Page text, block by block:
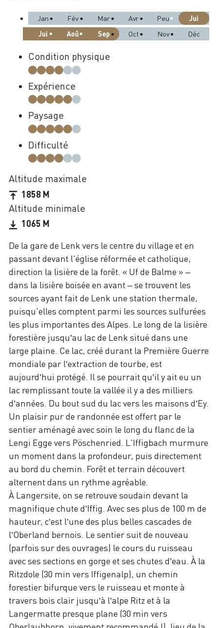
De la gare de Lenk vers le centre du village et en
passant devant l'église réformée et catholique,
direction la lisière de la forêt. « Uf de Balme » –
dans la lisière boisée en avant – se trouvent les
sources ayant fait de Lenk une station thermale,
puisqu'elles comptent parmi les sources sulfurées
les plus importantes des Alpes. Le long de la lisière
forestière jusqu’au lac de Lenk situé dans une
large plaine. Ce lac, créé durant la Première Guerre
mondiale par l’extraction de tourbe, est
aujourd’hui protégé. Il se pourrait qu’il y ait eu un
lac remplissant toute la vallée il y a des milliers
d’années. Du bout sud du lac vers les maisons d’Ey.
Un plaisir pur de randonnée est offert par le
sentier aménagé avec soin le long du flanc de la
Lengi Egge vers Pöschenried. L'Iffigbach murmure
un moment dans la profondeur, puis directement
au bord du chemin. Forêt et terrain découvert
alternent dans un rythme agréable.
À Langersite, on se retrouve soudain devant la
magnifique chute d’Iffig. Avec ses plus de 100 m de
hauteur, c’est l’une des plus belles cascades de
l’Oberland bernois. Le sentier suit de nouveau
(parfois sur des ouvrages) le cours du ruisseau
avec ses sections en gorge et ses chutes d’eau. À la
Ritzdole (30 min vers Iffigenalp), un chemin
forestier bifurque vers le ruisseau et monte à
travers bois clair jusqu’à l’alpe Ritz et à la
Langermatte presque plane (30 min vers
Jan Fév Mar Avr Peu
Jui
Jui
Aoû Sep Oct Nov Déc
Condition physique
Expérience
Paysage
Difficulté
Altitude maximale
1858 M
Altitude minimale
1065 M